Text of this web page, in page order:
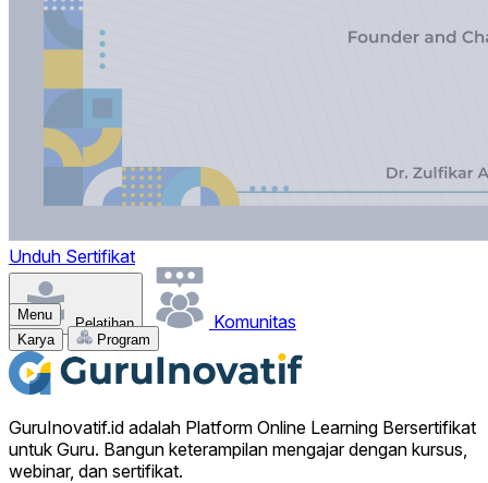
Unduh Sertifikat
Pelatihan Komunitas
Menu
Karya
Program
GuruInovatif.id adalah Platform Online Learning Bersertifikat
untuk Guru. Bangun keterampilan mengajar dengan kursus,
webinar, dan sertifikat.